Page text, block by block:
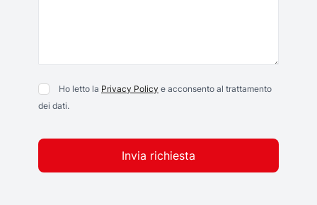
Ho letto la Privacy Policy e acconsento al trattamento
dei dati.
Invia richiesta